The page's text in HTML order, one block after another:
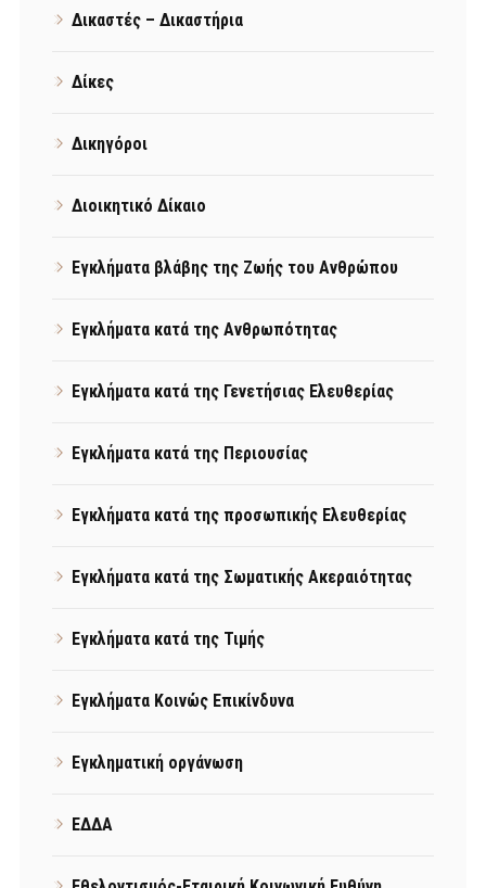
Δικαστές – Δικαστήρια
Δίκες
Δικηγόροι
Διοικητικό Δίκαιο
Εγκλήματα βλάβης της Ζωής του Ανθρώπου
Εγκλήματα κατά της Ανθρωπότητας
Εγκλήματα κατά της Γενετήσιας Ελευθερίας
Εγκλήματα κατά της Περιουσίας
Εγκλήματα κατά της προσωπικής Ελευθερίας
Εγκλήματα κατά της Σωματικής Ακεραιότητας
Εγκλήματα κατά της Τιμής
Εγκλήματα Κοινώς Επικίνδυνα
Εγκληματική οργάνωση
ΕΔΔΑ